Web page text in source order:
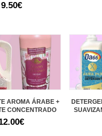
9.50€
AROMA ÁRABE +
CONCENTRADO
€